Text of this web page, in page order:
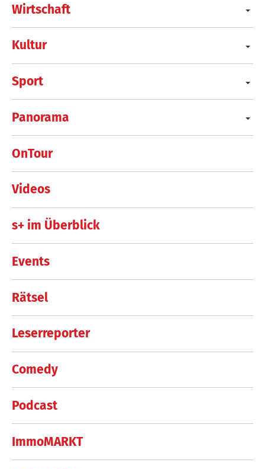
Wirtschaft
Kultur
Sport
Panorama
OnTour
Videos
s+ im Überblick
Events
Rätsel
Leserreporter
Comedy
Podcast
ImmoMARKT